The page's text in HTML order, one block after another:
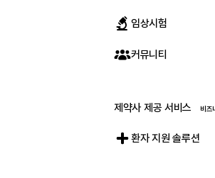
임상시험
커뮤니티
제약사 제공 서비스
환자 지원 솔루션